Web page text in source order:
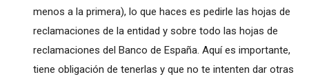
menos a la primera), lo que haces es pedirle las hojas de
reclamaciones de la entidad y sobre todo las hojas de
reclamaciones del Banco de España. Aquí es importante,
tiene obligación de tenerlas y que no te intenten dar otras